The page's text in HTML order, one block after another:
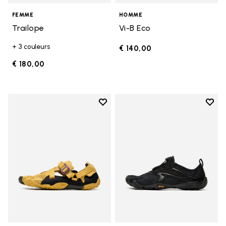
FEMME
Trailope
+ 3 couleurs
€ 180,00
HOMME
Vi-B Eco
€ 140,00
Add to wishlist
Add